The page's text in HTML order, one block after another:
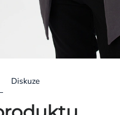
Diskuze